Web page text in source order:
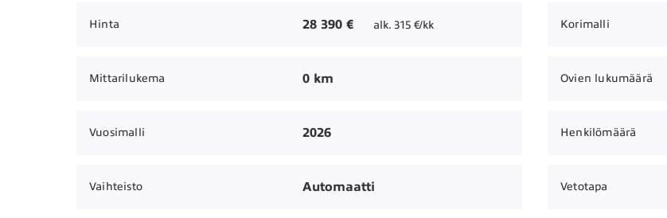
Hinta 28 390 € alk. 315 €/kk Korimalli
Mittarilukema 0 km Ovien lukumäärä
Vuosimalli 2026 Henkilömäärä
Vaihteisto Automaatti Vetotapa